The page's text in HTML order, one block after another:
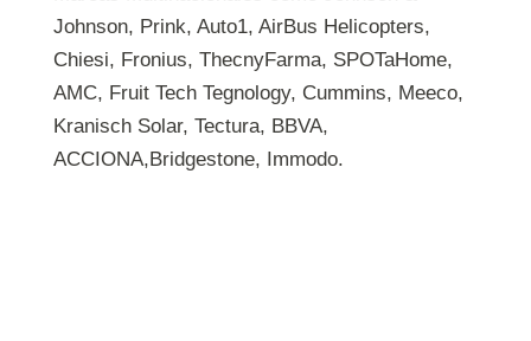
Johnson, Prink, Auto1, AirBus Helicopters,
Chiesi, Fronius, ThecnyFarma, SPOTaHome,
AMC, Fruit Tech Tegnology, Cummins, Meeco,
Kranisch Solar, Tectura, BBVA,
ACCIONA,Bridgestone, Immodo.